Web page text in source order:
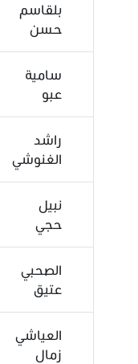
سامية
عبو
الصحبي
عتيق
العياشي
زمال
بلقاسم
حسن
نبيل
حجي
راشد
الغنوشي